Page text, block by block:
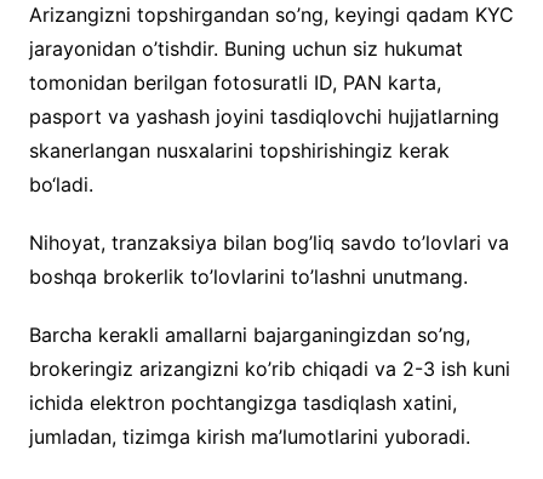
Arizangizni topshirgandan so’ng, keyingi qadam KYC
jarayonidan o’tishdir. Buning uchun siz hukumat
tomonidan berilgan fotosuratli ID, PAN karta,
pasport va yashash joyini tasdiqlovchi hujjatlarning
skanerlangan nusxalarini topshirishingiz kerak
bo‘ladi.
Nihoyat, tranzaksiya bilan bog’liq savdo to’lovlari va
boshqa brokerlik to’lovlarini to’lashni unutmang.
Barcha kerakli amallarni bajarganingizdan so’ng,
brokeringiz arizangizni ko’rib chiqadi va 2-3 ish kuni
ichida elektron pochtangizga tasdiqlash xatini,
jumladan, tizimga kirish ma’lumotlarini yuboradi.